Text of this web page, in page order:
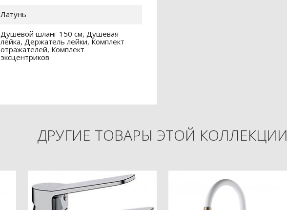
Латунь
Душевой шланг 150 см, Душевая
лейка, Держатель лейки, Комплект
отражателей, Комплект
эксцентриков
ДРУГИЕ ТОВАРЫ ЭТОЙ КОЛЛЕКЦИИ